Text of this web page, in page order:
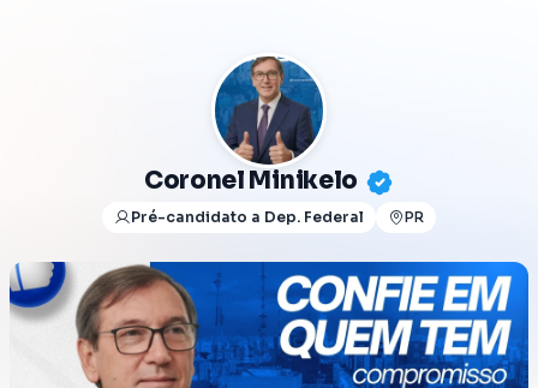
Coronel Minikelo
Pré-candidato a Dep. Federal PR